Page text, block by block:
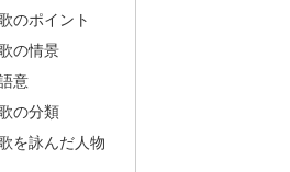
のポイント
の情景
意
の分類
を詠んだ人物